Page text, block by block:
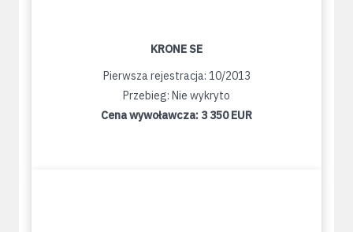
KRONE SE
Pierwsza rejestracja: 10/2013
Przebieg: Nie wykryto
Cena wywoławcza: 3 350 EUR